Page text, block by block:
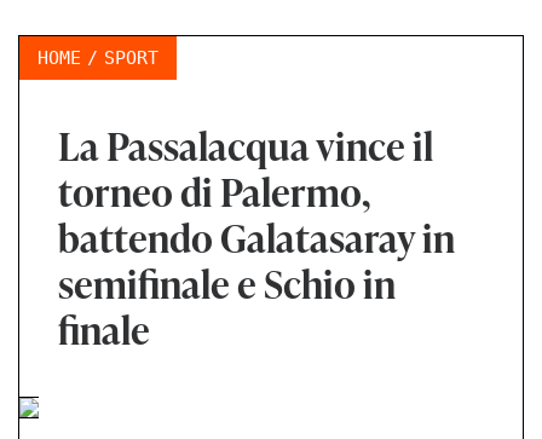
HOME SPORT
La Passalacqua vince il
torneo di Palermo,
battendo Galatasaray in
semifinale e Schio in
finale